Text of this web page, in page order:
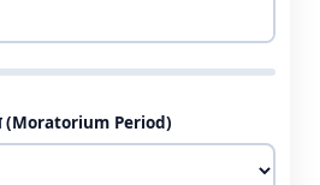
(Moratorium Period)